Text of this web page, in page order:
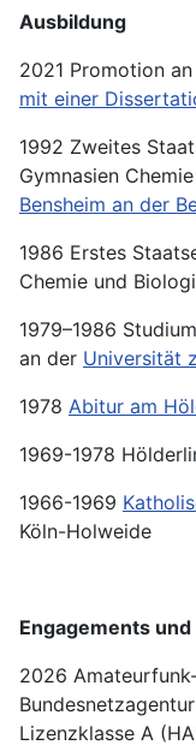
Ausbildung
2021 Promotion
mit einer
1992 Zweites
Gymnasien
Bensheim an der
1986 Erstes
Chemie und
1979–1986
an der Universität
1978 Abitur am
1969-1978
1966-1969
Köln-Holweide
Engagements
2026
Lizenzklasse A